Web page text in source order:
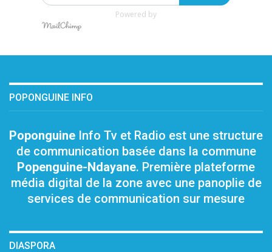
Powered by
POPONGUINE INFO
Poponguine Info Tv et Radio est une structure
de communication basée dans la commune
Popenguine-Ndayane. Première plateforme
média digital de la zone avec une panoplie de
services de communication sur mesure
DIASPORA